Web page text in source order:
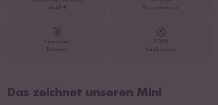
ab 49 €
Rückgaberecht
Kostenlose
Retouren
100%
Käuferschutz
Das zeichnet unseren Mini